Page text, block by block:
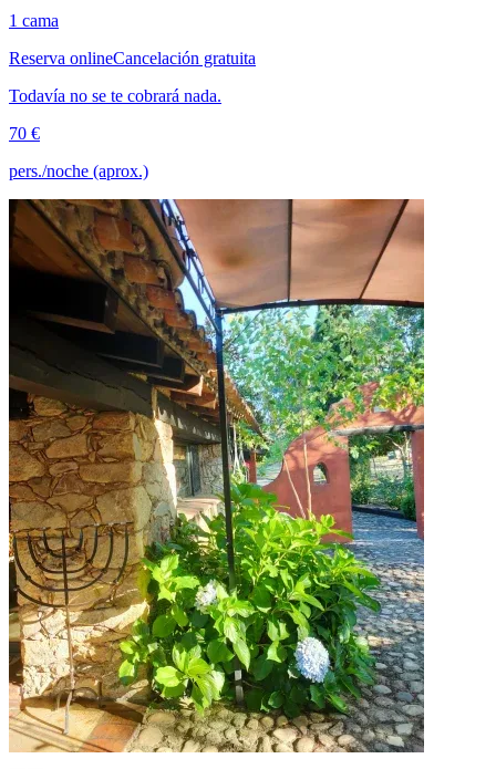
1 cama
Reserva onlineCancelación gratuita
Todavía no se te cobrará nada.
70 €
pers./noche (aprox.)